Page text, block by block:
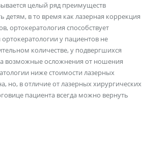
целый ряд преимуществ
в то время как лазерная коррекция
ортокератология способствует
у пациентов не
количестве, у подвергшихся
а возможные осложнения от ношения
ниже стоимости лазерных
но, в отличие от лазерных хирургических
пациента всегда можно вернуть